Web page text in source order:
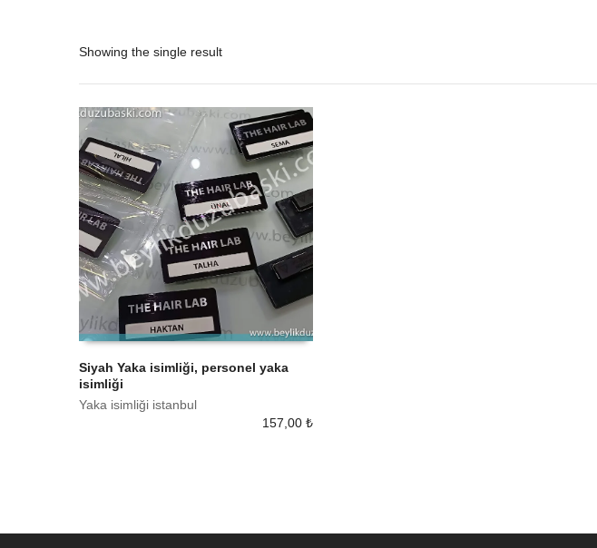
Showing the single result
Siyah Yaka isimliği, personel yaka
isimliği
Yaka isimliği istanbul
157,00 ₺